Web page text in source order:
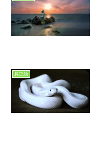
爬虫類